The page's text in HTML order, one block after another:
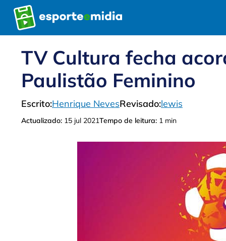
Pular
para
o
TV Cultura fecha
Paulistão Feminino
Escrito:Henrique NevesRevisado:lewis
Actualizado: 15 jul 2021Tempo de leitura: 1 min